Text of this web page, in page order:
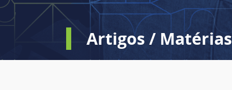
Artigos / Matérias